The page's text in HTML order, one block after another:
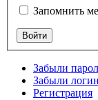
Запомнить
Забыли
Забыли
Регистрация